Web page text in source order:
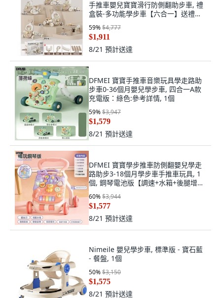
手推車嬰兒寶寶滑行防側翻助步車, 禮
盒裝-多功能學步車【六合一】送禮精
品:參考詳情, 1個
59%$4,777
$1,911
8/21 預計送達
DFMEI 寶寶手推車音樂玩具學走路助
步車0-36個月嬰兒學步車, 四合一A款
充電版：綠色:參考詳情, 1個
59%$3,947
$1,579
8/21 預計送達
DFMEI 寶寶學步推車防側翻嬰兒學走
路助步3-18個月學步車手推車玩具, 1
個, 鋼琴電池版【調速+水箱+後腿增
重】粉:如圖
60%$3,944
$1,577
8/21 預計送達
Nimeile 嬰兒學步車, 標準版 - 寶石藍
- 餐盤, 1個
50%$3,150
$1,575
8/21 預計送達